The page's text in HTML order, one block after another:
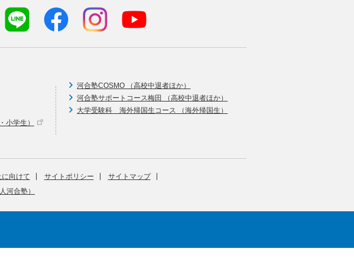
小学生）
河合塾COSMO （高校中退者ほか）
河合塾サポートコース梅田 （高校中退者ほか）
大学受験科 海外帰国生コース （海外帰国生）
向けて サイトポリシー
サイトマップ
河合塾）